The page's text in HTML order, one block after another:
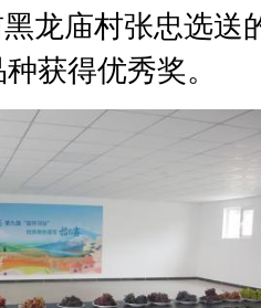
龙庙村张忠选送
获得优秀奖。